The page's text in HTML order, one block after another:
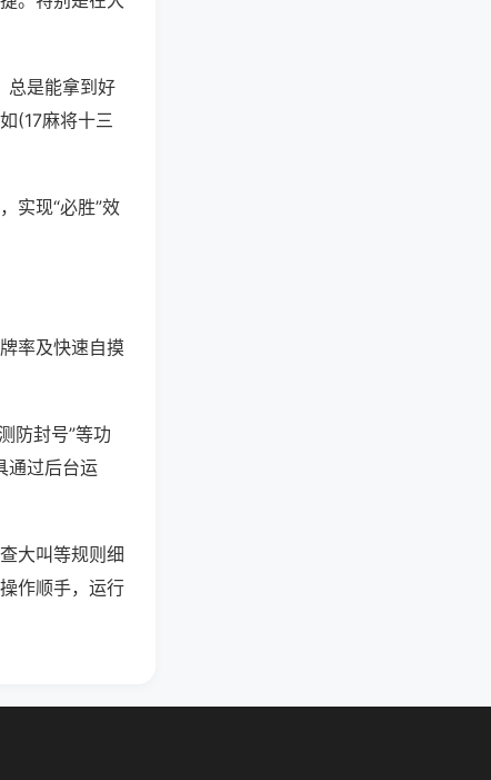
总是能拿到好
(17麻将十三
实现“必胜”效
率及快速自摸
防封号”等功
通过后台运
大叫等规则细
作顺手，运行